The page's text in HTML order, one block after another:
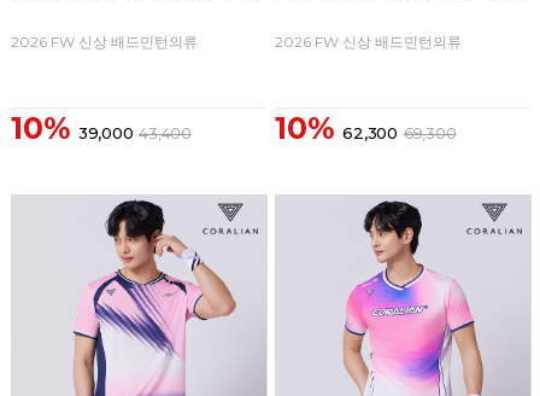
2026 FW 신상 배드민턴의류
10% 39,000 43,400
2026 FW 신상 배드민턴의류
10% 62,300 69,300